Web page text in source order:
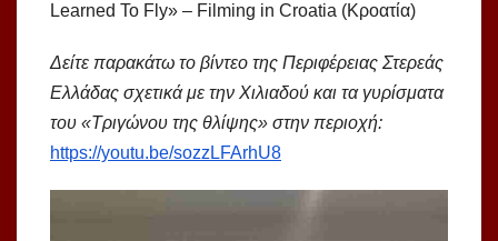
Learned To Fly» – Filming in Croatia (Κροατία)
Δείτε παρακάτω το βίντεο της Περιφέρειας Στερεάς
Ελλάδας σχετικά με την Χιλιαδού και τα γυρίσματα
του «Tριγώνου της θλίψης» στην περιοχή:
https://youtu.be/sozzLFArhU8